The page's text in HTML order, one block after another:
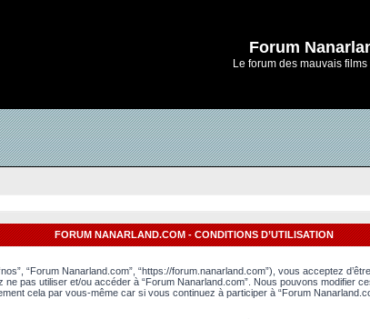
Forum
Le forum des mauvais
FORUM NANARLAND.COM - CONDITIONS D’UTILISATION
“Forum Nanarland.com”, “https://forum.nanarland.com”), vous acceptez
pas utiliser et/ou accéder à “Forum Nanarland.com”. Nous pouvons modifier
cela par vous-même car si vous continuez à participer à “Forum